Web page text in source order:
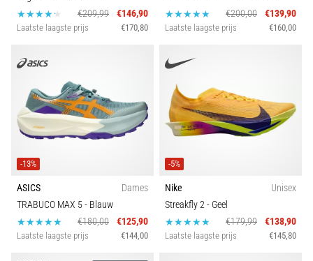
€209,99
€146,90
Laatste laagste prijs €170,80
€200,00
€139,90
Laatste laagste prijs €160,00
-13%
ASICS
Dames
TRABUCO MAX 5- Blauw
€180,00
€125,90
Laatste laagste prijs €144,00
-5%
Nike
Unisex
Streakfly 2- Geel
€179,99
€138,90
Laatste laagste prijs €145,80